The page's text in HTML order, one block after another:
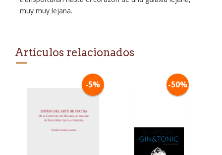
muy muy lejana.
Artículos relacionados
-5% -50%